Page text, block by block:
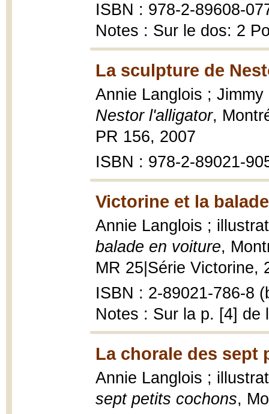
ISBN : 978-2-89608-
Notes : Sur le dos: 2
La sculpture de
Annie Langlois ;
Nestor l'alligator,
PR 156, 2007
ISBN : 978-2-89021-
Victorine et la
Annie Langlois ;
balade en voiture,
MR 25|Série Victorine,
ISBN : 2-89021-786-8
Notes : Sur la p. [4] de
La chorale des sept
Annie Langlois ;
sept petits cochons,